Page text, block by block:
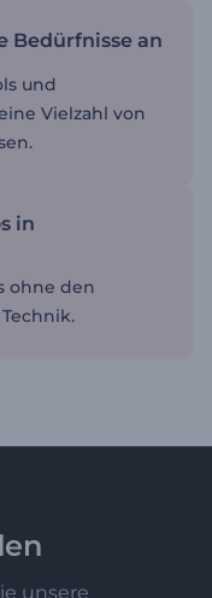
Bedürfnisse an
und
Vielzahl von
in
ohne den
unsere